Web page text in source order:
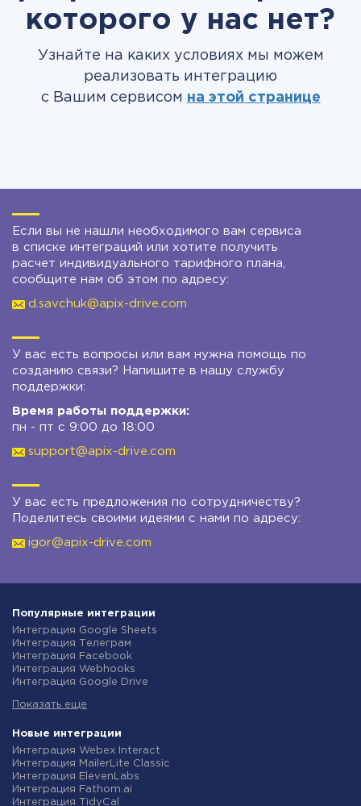
которого у нас нет?
Узнайте на каких условиях мы можем
реализовать интеграцию
с Вашим сервисом на этой странице
Если вы не нашли необходимого вам сервиса
в списке интеграций или хотите получить
расчет индивидуального тарифного плана,
сообщите нам об этом по адресу:
d.savchuk@apix-drive.com
У вас есть вопросы или вам нужна помощь по
созданию связи? Напишите в нашу службу
поддержки:
Время работы поддержки:
пн - пт с 9:00 до 18:00
support@apix-drive.com
У вас есть предложения по сотрудничеству?
Поделитесь своими идеями с нами по адресу:
igor@apix-drive.com
Популярные интеграции
Интеграция Google Sheets
Интеграция Телеграм
Интеграция Facebook
Интеграция Webhooks
Интеграция Google Drive
Интеграция Gmail
Интеграция Новая Почта
Интеграция Binotel
Интеграция OpenAI (ChatGPT)
Интеграция Prom
Интеграция Приват24
Интеграция OLX
Показать еще
Новые интеграции
Интеграция Webex Interact
Интеграция MailerLite Classic
Интеграция ElevenLabs
Интеграция Fathom.ai
Интеграция TidyCal